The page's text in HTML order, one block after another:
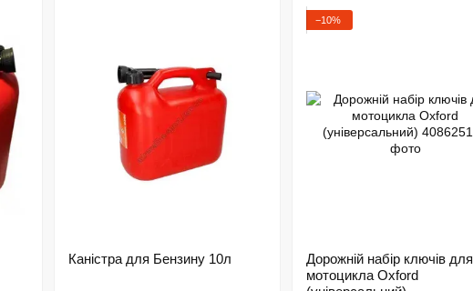
Каністра для Бензину 10л
−10%
Дорожній набір ключів для
мотоцикла Oxford